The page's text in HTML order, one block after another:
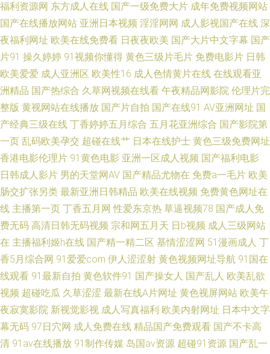
涩情 日韩精品久久入口 国产ts网站在线观看 51视频黑料网站 国产专区传媒
亚韩视频欧美亚视频 影音先锋俺去也网 91网站视频播放 51视频 人人干人人
妻av 国产一线与二线的电影 51伪娘黑料网 狠狠日综合网 91草草 久久级强奸
第一福利av导航 91黄色变态视频 日本成人一区免费观看 国产成人日韩 91抖
音18网页17 青草社区久久 操91网 五月天婷婷社区 国产第一页在线观看 超
碰91人人草 91工厂露脸熟女 麻豆精品在线不卡 岛国在线123区 91npron网
站 天堂av东方 国产午夜久久 在线午夜欧美福利 午夜AV福利在线导航 麻豆羞
羞答答 91人妻黑丝观看 亚洲色情影视在线观看 国产日韩亚洲另类 91激情91
影音先锋资源站婷婷 91国产黑丝在线 亚洲精品国产区 亚洲人在线网站 午夜
在线观看视频19 91黄址 97超碰久草 福利国产熟女 精东影视导航 极品黑丝
福利资源网 东方成人在线 国产一级免费大片 成年免费视频网站
国产在线播放网站 亚洲日本视频 淫淫网网 成人影视国产在线 深
夜福利网址 欧美在线免费看 日夜夜欧美 国产大片中文字幕 国产
片91 操久婷婷 91视频你懂得 黄色三级片毛片 免费电影片 日韩
欧美爱爱 成人亚洲区 欧美性16 成人色情黄片在线 在线观看亚
洲精品 国产热综合 久草网视频在线看 午夜精品网影院 伦理片完
整版 黄视网站在线播放 国产片自拍 国产在线91 AV亚洲网址 国
产经典三级在线 丁香婷婷五月综合 五月花亚洲综合 国产影院第
一页 乱码欧美孕交 超碰在线艹 日本在线护士 黄色三级免费网址
香港电影伦理片 91黄色电影 亚洲一区成人视频 国产福利电影
日韩成人影片 男的天堂网AV 国产精品尤物在 免费a一毛片 欧美
肠交扩张另类 最新亚洲日韩精品 欧美在线视频 免费黄色网址在
线 主播第一页 丁香五月网 性爱东京热 草逼视频78 国产成人免
费无码 高清日韩无码视频 宗和网五月天 日b视频 成人三级网站
在 主播福利姬h在线 国产精一精二区 基情涩涩网 51漫画成人 丁
香5月综合网 91爱爱com 伊人涩涩射 黄色视频网址导航 91国在
线观看 91最新自拍 黄色软件91 国产操女人 国产乱人 欧美乱欲
视频 超碰吃瓜 久草涩涩 最新在线A片网址 黄色视屏网站 欧美午
夜寂寞影院 新视觉影视 成人写真福利 欧美内射网址 日本中文字
幕无码 97日穴网 成人免费在线 精品国产免费观看 国产不卡高
清 91av在线播放 91制作传媒 岛国av资源 超碰91资源 国产乱一